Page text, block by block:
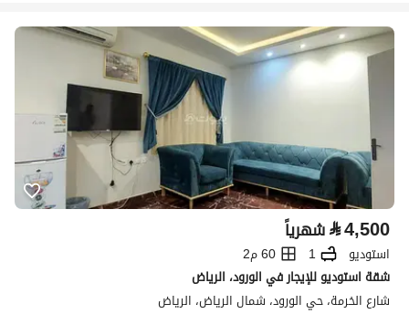
⃁4,500 شهرياً
استوديو 1
60 م2
شقة استوديو للإيجار في الورود، الرياض
شارع الخرمة، حي الورود، شمال الرياض، الرياض